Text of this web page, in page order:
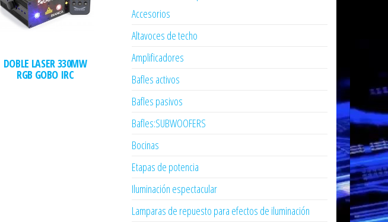
DOBLE LASER 330MW
RGB GOBO IRC
Accesorios
Altavoces de techo
Amplificadores
Bafles activos
Bafles pasivos
Bafles:SUBWOOFERS
Bocinas
Etapas de potencia
Iluminación espectacular
Lamparas de repuesto para efectos de iluminación